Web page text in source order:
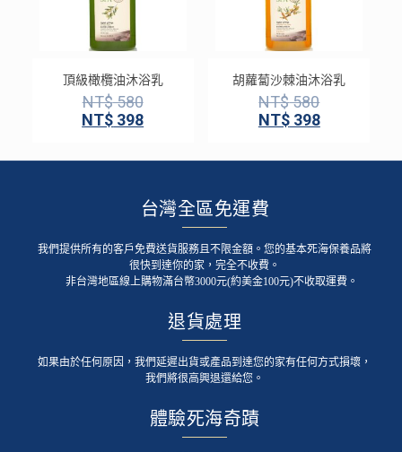
頂級橄欖油沐浴乳
NT$580
NT$ 398
胡蘿蔔沙棘油沐浴乳
NT$580
NT$398
台灣全區免運費
我們提供所有的客戶免費送貨服務且不限金額。您的基本死海保養品將
很快到達你的家，完全不收費。
非台灣地區線上購物滿台幣3000元(約美金100元)不收取運費。
退貨處理
如果由於任何原因，我們延遲出貨或產品到達您的家有任何方式損壞，
我們將很高興退還給您。
體驗死海奇蹟